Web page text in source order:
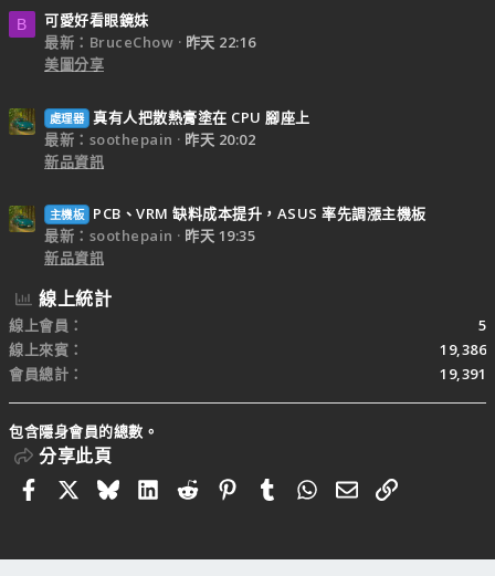
B
可愛好看眼鏡妹
最新：BruceChow
昨天 22:16
美圖分享
處理器 真有人把散熱膏塗在 CPU 腳座上
最新：soothepain
昨天 20:02
新品資訊
主機板
PCB、VRM 缺料成本提升，ASUS 率先調漲主機板
最新：soothepain
昨天 19:35
新品資訊
線上統計
線上會員
5
線上來賓
19,386
會員總計
19,391
包含隱身會員的總數。
分享此頁
FacebookBlueskyLinkedIn
RedditPinterestTumblrWhatsApp
電子郵件
連結